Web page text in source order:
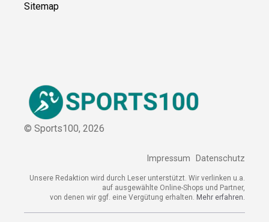
Sitemap
© Sports100, 2026
Impressum Datenschutz
Unsere Redaktion wird durch Leser unterstützt. Wir verlinken
u.a. auf ausgewählte Online-Shops und Partner,
von denen wir ggf. eine Vergütung erhalten.Mehr erfahren.